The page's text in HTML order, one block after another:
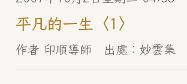
平凡的一生〈1〉
作者 印順導師 出處︰妙雲集